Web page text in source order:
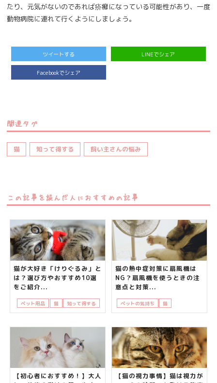
たり、元気がないのであれば疥癬になっている可能性があり、一度
動物病院に連れて行くようにしましょう。
ツイートする LINEでシェア
Facebookでシェア
関連タグ
猫 知って得する 飼い主さんの悩み
この記事を読んだ人におすすめの記事
猫が大好き「けりぐるみ」と
は？選び方やおすすめ10選
をご紹介...
ペット用品 猫 知って得する
猫の熱中症対策に扇風機は
NG？扇風機を使うときの注
意点と対策...
ペットの気持ち 猫
【初心者におすすめ！】大人
【猫の視力事情】猫は視力が